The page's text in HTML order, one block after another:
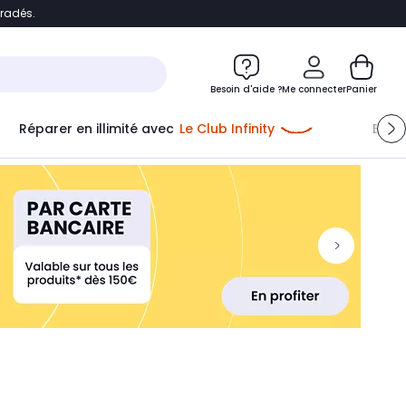
Besoin d'aide ?Me connecter
Me connecter
Nouveau client
ou me connecter avec
Panier
Réparer en illimité avec Le Club Infinity